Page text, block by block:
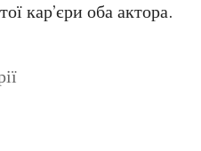
кар’єри оба актора.